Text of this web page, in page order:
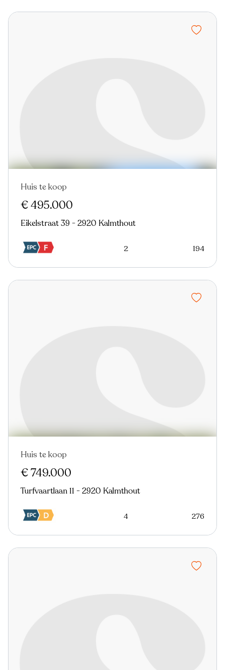
In optie
Huis te koop
€ 495.000
Eikelstraat 39 - 2920 Kalmthout
2 194
Huis te koop
€ 749.000
Turfvaartlaan 11 - 2920 Kalmthout
4 276